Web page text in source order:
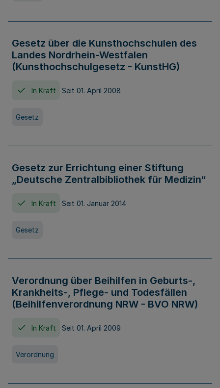
Gesetz über die Kunsthochschulen des
Landes Nordrhein-Westfalen
(Kunsthochschulgesetz - KunstHG)
In Kraft Seit 01. April 2008
Gesetz
Gesetz zur Errichtung einer Stiftung
„Deutsche Zentralbibliothek für Medizin“
In Kraft Seit 01. Januar 2014
Gesetz
Verordnung über Beihilfen in Geburts-,
Krankheits-, Pflege- und Todesfällen
(Beihilfenverordnung NRW - BVO NRW)
In Kraft Seit 01. April 2009
Verordnung